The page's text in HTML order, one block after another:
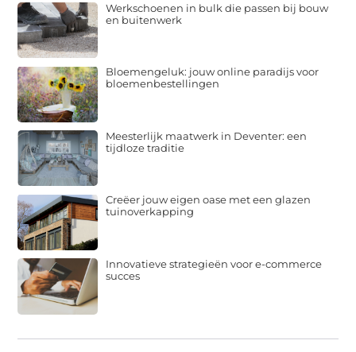
Werkschoenen in bulk die passen bij bouw
en buitenwerk
Bloemengeluk: jouw online paradijs voor
bloemenbestellingen
Meesterlijk maatwerk in Deventer: een
tijdloze traditie
Creëer jouw eigen oase met een glazen
tuinoverkapping
Innovatieve strategieën voor e-commerce
succes